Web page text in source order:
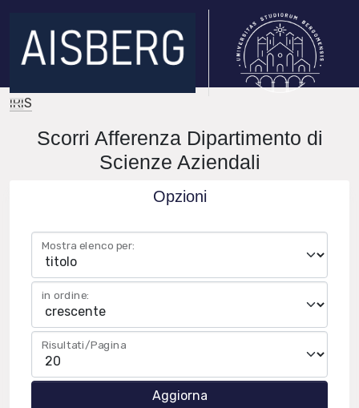
IRIS
Scorri Afferenza Dipartimento di
Scienze Aziendali
Opzioni
Mostra elenco per:
in ordine:
Risultati/Pagina